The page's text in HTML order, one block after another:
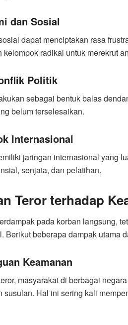
dan Sosial
dapat menciptakan rasa
radikal untuk merekrut
Politik
sebagai bentuk balas
belum terselesaikan.
Internasional
jaringan internasional yang
senjata, dan pelatihan.
Teror terhadap
pada korban langsung,
Berikut beberapa dampak utama
Keamanan
masyarakat di berbagai
susulan. Hal ini sering kali